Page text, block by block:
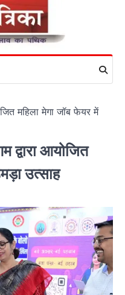
महिला मेगा जॉब फेयर में
द्वारा आयोजित
उत्साह